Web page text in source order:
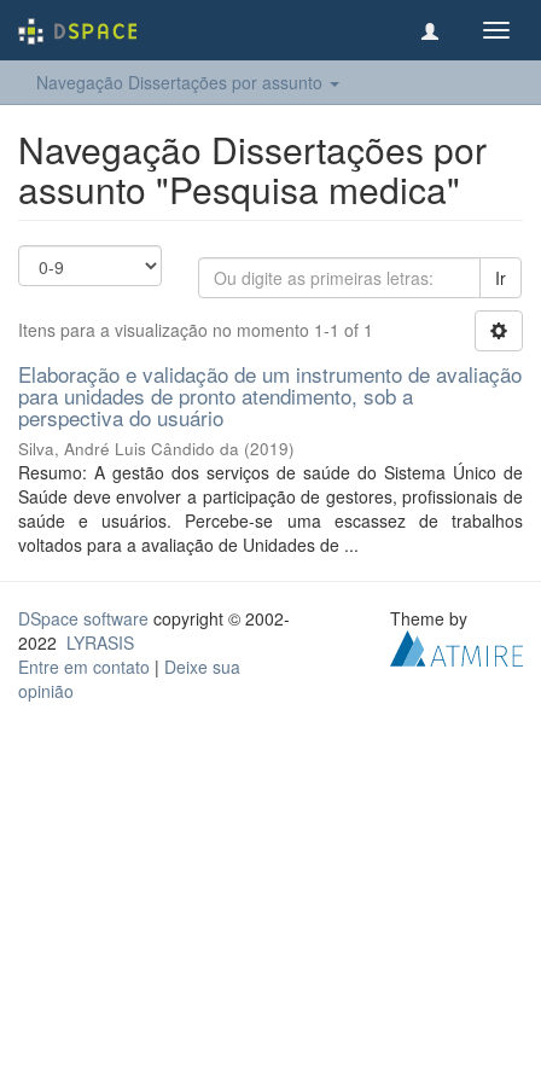
Navegação Dissertações por assunto
Navegação Dissertações por
assunto "Pesquisa medica"
Ir
Itens para a visualização no momento 1-1 of 1
Elaboração e validação de um instrumento de avaliação
para unidades de pronto atendimento, sob a
perspectiva do usuário
Silva, André Luis Cândido da (2019)
Resumo: A gestão dos serviços de saúde do Sistema Único de
Saúde deve envolver a participação de gestores, profissionais de
saúde e usuários. Percebe-se uma escassez de trabalhos
voltados para a avaliação de Unidades de ...
DSpace software copyright © 2002-
2022 LYRASIS
Entre em contato | Deixe sua
opinião
Theme by